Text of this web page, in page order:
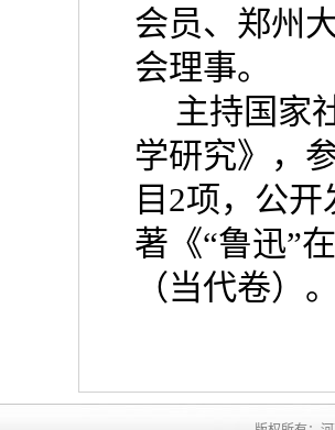
会员、郑州
会理事。
主持国家
学研究》，
目 2项，公开
著《“鲁迅”
（当代卷）